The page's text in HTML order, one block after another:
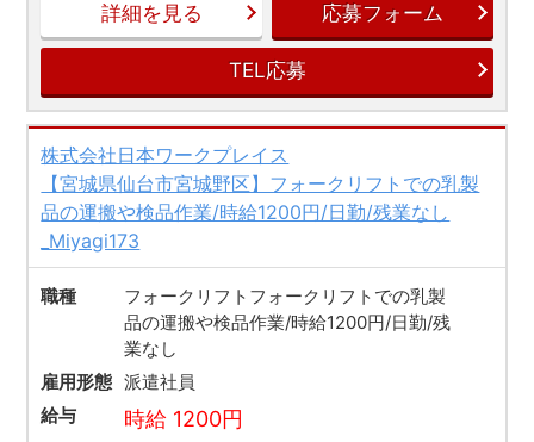
詳細を見る 応募フォーム
TEL応募
株式会社日本ワークプレイス
【宮城県仙台市宮城野区】フォークリフトでの乳製
品の運搬や検品作業/時給1200円/日勤/残業なし
_Miyagi173
職種
フォークリフトフォークリフトでの乳製
品の運搬や検品作業/時給1200円/日勤/残
業なし
雇用形態 派遣社員
給与
時給 1200円